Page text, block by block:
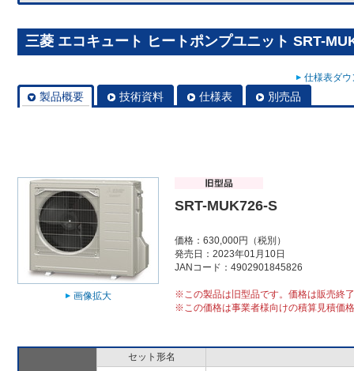
三菱 エコキュート ヒートポンプユニット SRT-
仕様表ダ
製品概要 技術資料 仕様表 別売品
画像拡大
SRT-MUK726-S
価格：630,000円（税別）
発売日：2023年01月10日
JANコード：4902901845826
※この製品は旧型品です。価格は販売終
※この価格は事業者様向けの積算見積価
セット形名